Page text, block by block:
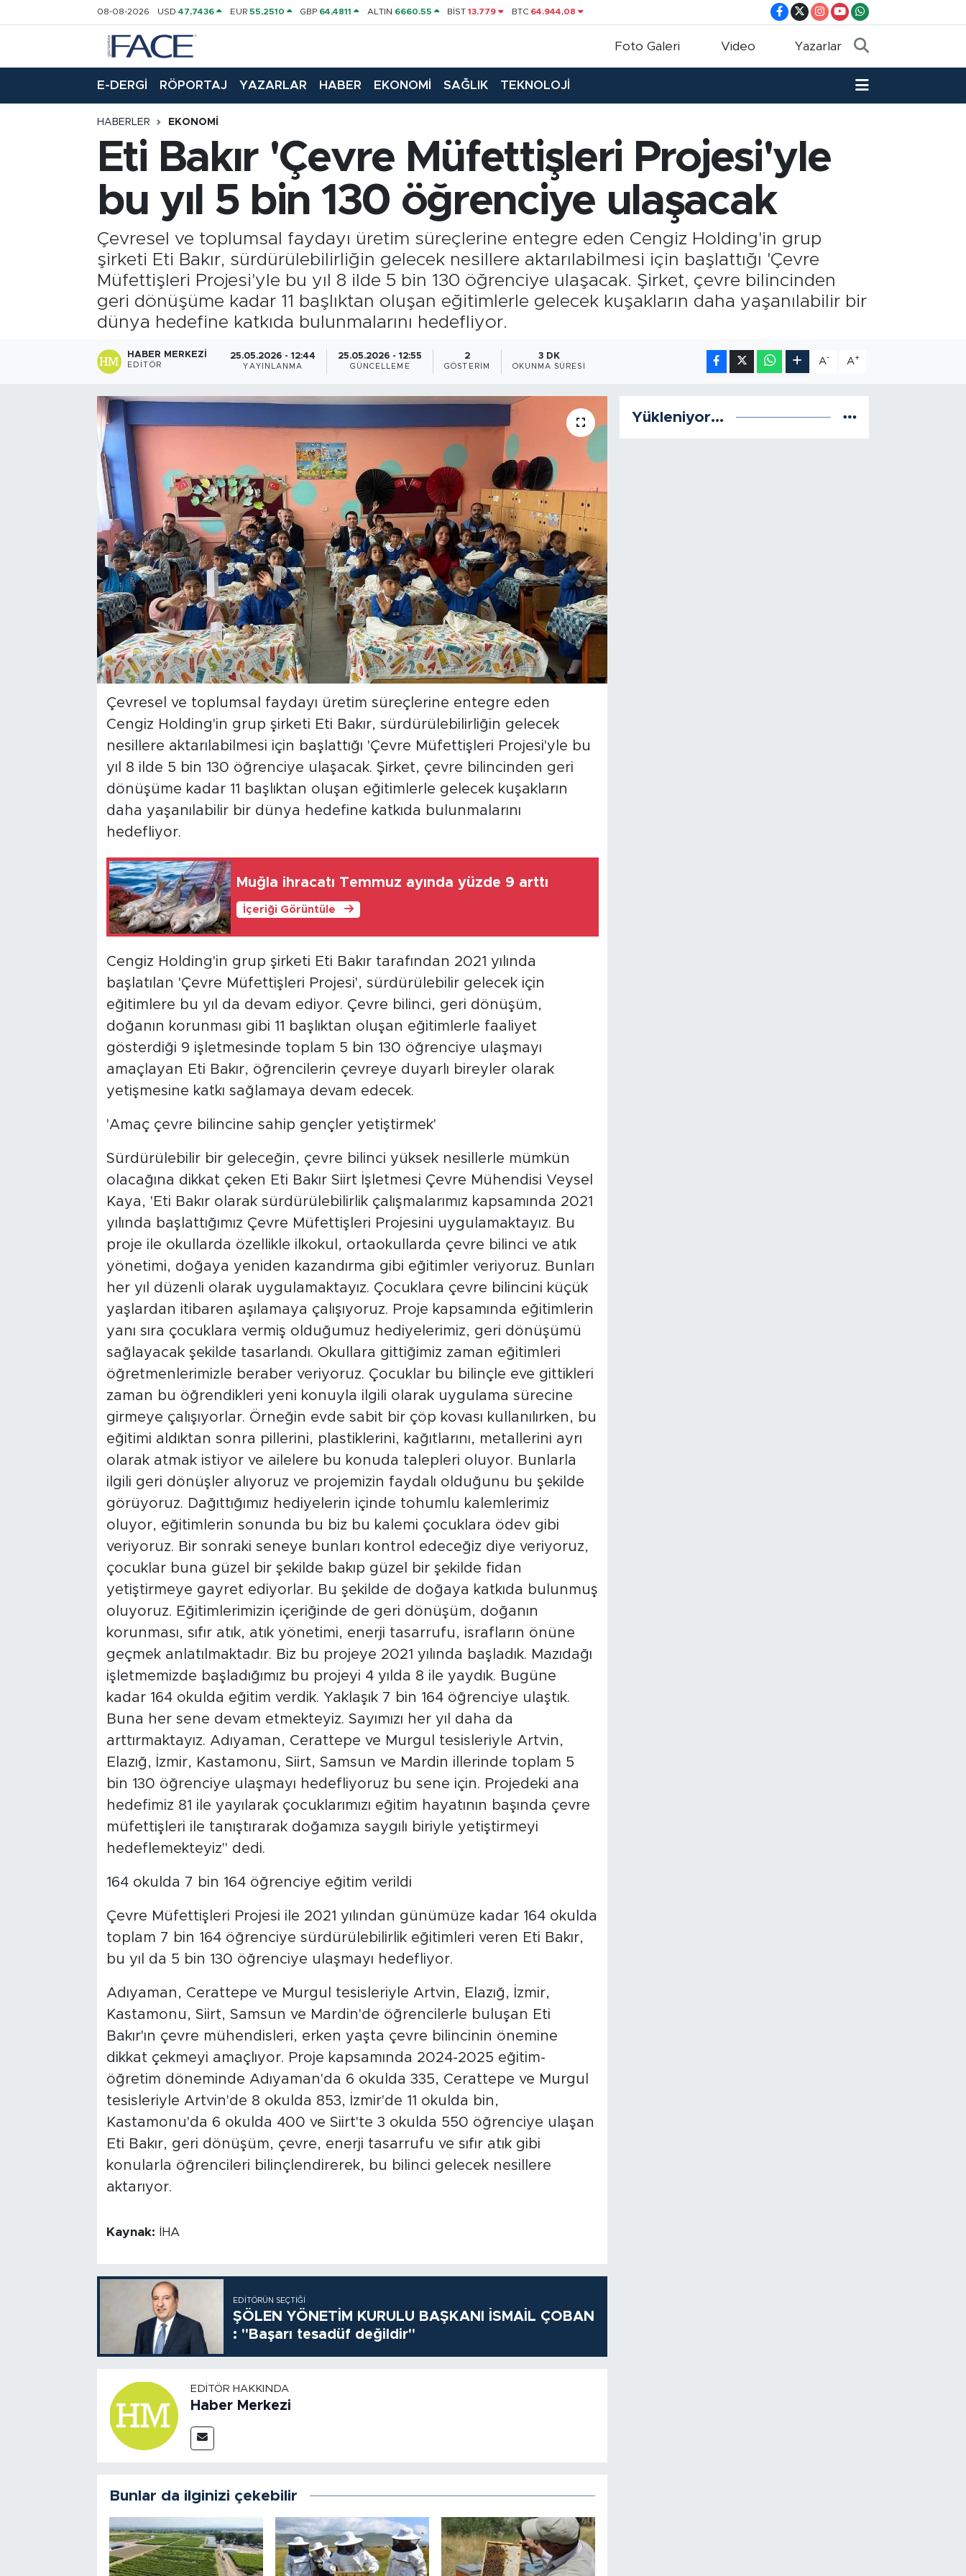
08-08-2026 USD47,7436 EUR 55,2510 GBP 64,4811 ALTIN 6660.55 BİST13.779 BTC 64.944,08
Foto Galeri Video Yazarlar
E-DERGİ RÖPORTAJ YAZARLAR HABER EKONOMİ SAĞLIK TEKNOLOJİ
HABERLER EKONOMI
Eti Bakır 'Çevre Müfettişleri Projesi'yle
bu yıl 5 bin 130 öğrenciye ulaşacak
Çevresel ve toplumsal faydayı üretim süreçlerine entegre eden Cengiz Holding'in grup
şirketi Eti Bakır, sürdürülebilirliğin gelecek nesillere aktarılabilmesi için başlattığı 'Çevre
Müfettişleri Projesi'yle bu yıl 8 ilde 5 bin 130 öğrenciye ulaşacak. Şirket, çevre bilincinden
geri dönüşüme kadar 11 başlıktan oluşan eğitimlerle gelecek kuşakların daha yaşanılabilir bir
dünya hedefine katkıda bulunmalarını hedefliyor.
HABER MERKEZI
EDITÖR
25.05.2026 - 12:44
YAYINLANMA
25.05.2026 - 12:55
GÜNCELLEME
2
GÖSTERIM
3 DK
OKUNMA SÜRESI
A- A+
Çevresel ve toplumsal faydayı üretim süreçlerine entegre eden
Cengiz Holding'in grup şirketi Eti Bakır, sürdürülebilirliğin gelecek
nesillere aktarılabilmesi için başlattığı 'Çevre Müfettişleri Projesi'yle bu
yıl 8 ilde 5 bin 130 öğrenciye ulaşacak. Şirket, çevre bilincinden geri
dönüşüme kadar 11 başlıktan oluşan eğitimlerle gelecek kuşakların
daha yaşanılabilir bir dünya hedefine katkıda bulunmalarını
hedefliyor.
Muğla ihracatı Temmuz ayında yüzde 9 arttı
İçeriği Görüntüle
Cengiz Holding'in grup şirketi Eti Bakır tarafından 2021 yılında
başlatılan 'Çevre Müfettişleri Projesi', sürdürülebilir gelecek için
eğitimlere bu yıl da devam ediyor. Çevre bilinci, geri dönüşüm,
doğanın korunması gibi 11 başlıktan oluşan eğitimlerle faaliyet
gösterdiği 9 işletmesinde toplam 5 bin 130 öğrenciye ulaşmayı
amaçlayan Eti Bakır, öğrencilerin çevreye duyarlı bireyler olarak
yetişmesine katkı sağlamaya devam edecek.
'Amaç çevre bilincine sahip gençler yetiştirmek'
Sürdürülebilir bir geleceğin, çevre bilinci yüksek nesillerle mümkün
olacağına dikkat çeken Eti Bakır Siirt İşletmesi Çevre Mühendisi Veysel
Kaya, 'Eti Bakır olarak sürdürülebilirlik çalışmalarımız kapsamında 2021
yılında başlattığımız Çevre Müfettişleri Projesini uygulamaktayız. Bu
proje ile okullarda özellikle ilkokul, ortaokullarda çevre bilinci ve atık
yönetimi, doğaya yeniden kazandırma gibi eğitimler veriyoruz. Bunları
her yıl düzenli olarak uygulamaktayız. Çocuklara çevre bilincini küçük
yaşlardan itibaren aşılamaya çalışıyoruz. Proje kapsamında eğitimlerin
yanı sıra çocuklara vermiş olduğumuz hediyelerimiz, geri dönüşümü
sağlayacak şekilde tasarlandı. Okullara gittiğimiz zaman eğitimleri
öğretmenlerimizle beraber veriyoruz. Çocuklar bu bilinçle eve gittikleri
zaman bu öğrendikleri yeni konuyla ilgili olarak uygulama sürecine
girmeye çalışıyorlar. Örneğin evde sabit bir çöp kovası kullanılırken, bu
eğitimi aldıktan sonra pillerini, plastiklerini, kağıtlarını, metallerini ayrı
olarak atmak istiyor ve ailelere bu konuda talepleri oluyor. Bunlarla
ilgili geri dönüşler alıyoruz ve projemizin faydalı olduğunu bu şekilde
görüyoruz. Dağıttığımız hediyelerin içinde tohumlu kalemlerimiz
oluyor, eğitimlerin sonunda bu biz bu kalemi çocuklara ödev gibi
veriyoruz. Bir sonraki seneye bunları kontrol edeceğiz diye veriyoruz,
çocuklar buna güzel bir şekilde bakıp güzel bir şekilde fidan
yetiştirmeye gayret ediyorlar. Bu şekilde de doğaya katkıda bulunmuş
oluyoruz. Eğitimlerimizin içeriğinde de geri dönüşüm, doğanın
korunması, sıfır atık, atık yönetimi, enerji tasarrufu, israfların önüne
geçmek anlatılmaktadır. Biz bu projeye 2021 yılında başladık. Mazıdağı
işletmemizde başladığımız bu projeyi 4 yılda 8 ile yaydık. Bugüne
kadar 164 okulda eğitim verdik. Yaklaşık 7 bin 164 öğrenciye ulaştık.
Buna her sene devam etmekteyiz. Sayımızı her yıl daha da
arttırmaktayız. Adıyaman, Cerattepe ve Murgul tesisleriyle Artvin,
Elazığ, İzmir, Kastamonu, Siirt, Samsun ve Mardin illerinde toplam 5
bin 130 öğrenciye ulaşmayı hedefliyoruz bu sene için. Projedeki ana
hedefimiz 81 ile yayılarak çocuklarımızı eğitim hayatının başında çevre
müfettişleri ile tanıştırarak doğamıza saygılı biriyle yetiştirmeyi
hedeflemekteyiz'' dedi.
164 okulda 7 bin 164 öğrenciye eğitim verildi
Çevre Müfettişleri Projesi ile 2021 yılından günümüze kadar 164 okulda
toplam 7 bin 164 öğrenciye sürdürülebilirlik eğitimleri veren Eti Bakır,
bu yıl da 5 bin 130 öğrenciye ulaşmayı hedefliyor.
Adıyaman, Cerattepe ve Murgul tesisleriyle Artvin, Elazığ, İzmir,
Kastamonu, Siirt, Samsun ve Mardin'de öğrencilerle buluşan Eti
Bakır'ın çevre mühendisleri, erken yaşta çevre bilincinin önemine
dikkat çekmeyi amaçlıyor. Proje kapsamında 2024-2025 eğitim-
öğretim döneminde Adıyaman'da 6 okulda 335, Cerattepe ve Murgul
tesisleriyle Artvin'de 8 okulda 853, İzmir'de 11 okulda bin,
Kastamonu'da 6 okulda 400 ve Siirt'te 3 okulda 550 öğrenciye ulaşan
Eti Bakır, geri dönüşüm, çevre, enerji tasarrufu ve sıfır atık gibi
konularla öğrencileri bilinçlendirerek, bu bilinci gelecek nesillere
aktarıyor.
Kaynak: İHA
EDITÖRÜN SEÇTIĞI
ŞÖLEN YÖNETİM KURULU BAŞKANI İSMAİL ÇOBAN
: "Başarı tesadüf değildir"
EDITÖR HAKKINDA
Haber Merkezi
Bunlar da ilginizi çekebilir
Yükleniyor...
Nöbetçi Eczaneler
Hava Durumu
Trafik Durumu
Süper Lig Puan Durumu ve Fikstür
Tüm Manşetler
Son Dakika Haberleri
Haber Arşivi